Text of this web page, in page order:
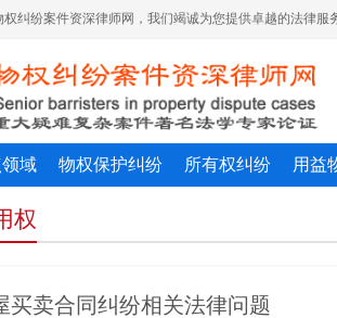
纠纷案件资深律师网，我们竭诚为您提供卓越的法律服
域 物权保护纠纷 所有权纠纷 用益
权
买卖合同纠纷相关法律问题